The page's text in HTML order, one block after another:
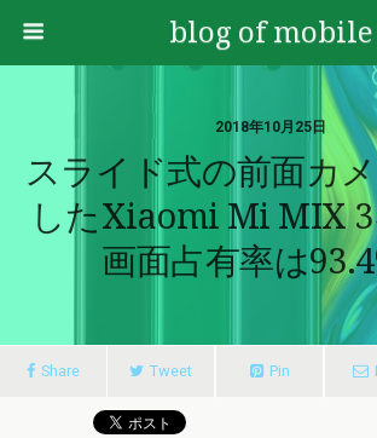
blog of mobile
2018年10月25日
スライド式の前面カ
したXiaomi Mi MIX 3
画面占有率は
Share Tweet Pin